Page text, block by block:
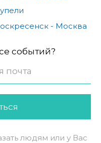
- Москва
событий?
людям или у Вас